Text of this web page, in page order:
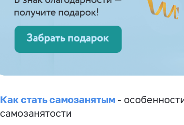
Как стать самозанятым -
самозанятости